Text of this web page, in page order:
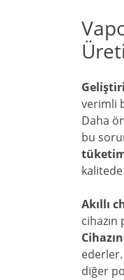
verimli
Daha
bu
kalitede
Akıllı
ederler.
diğer